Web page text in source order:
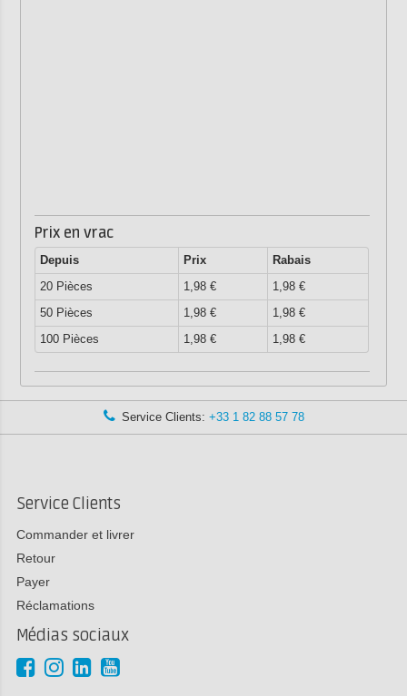
Prix en vrac
Depuis Prix
Rabais
20 Pièces
1,98 €
1,98 €
50 Pièces
1,98 €
1,98 €
100 Pièces
1,98 € 1,98 €
Service Clients: +33 1 82 88 57 78
Service Clients
Commander et livrer
Retour
Payer
Réclamations
Médias sociaux